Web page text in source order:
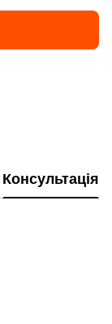
Консультація